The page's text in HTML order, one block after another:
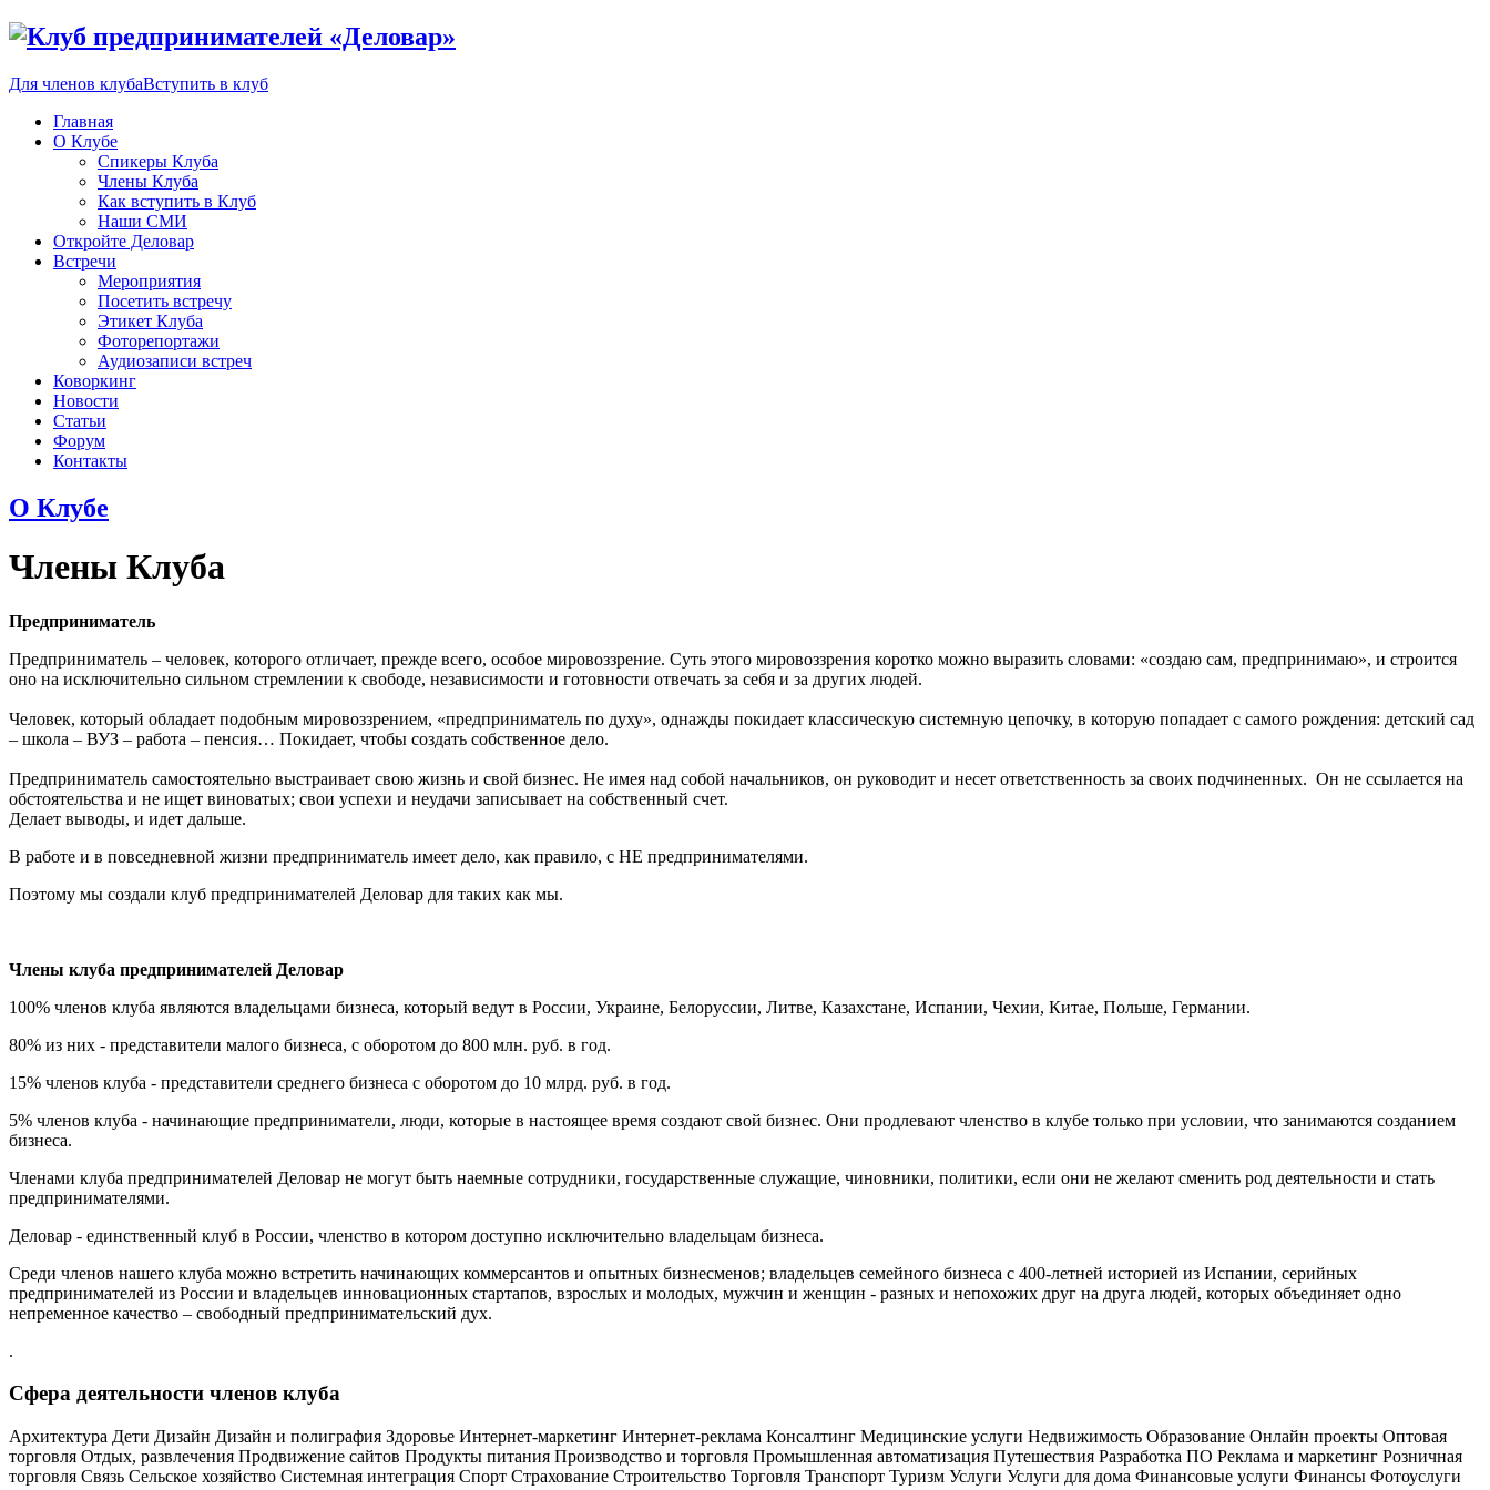
Для членов клубаВступить в клуб
Главная
О Клубе
Спикеры Клуба
Члены Клуба
Как вступить в Клуб
Наши СМИ
Откройте Деловар
Встречи
Мероприятия
Посетить встречу
Этикет Клуба
Фоторепортажи
Аудиозаписи встреч
Коворкинг
Новости
Статьи
Форум
Контакты
О Клубе
Члены Клуба
Предприниматель
Предприниматель – человек, которого отличает, прежде всего, особое мировоззрение. Суть этого мировоззрения коротко можно выразить словами: «создаю сам, предпринимаю», и строится
оно на исключительно сильном стремлении к свободе, независимости и готовности отвечать за себя и за других людей.
Человек, который обладает подобным мировоззрением, «предприниматель по духу», однажды покидает классическую системную цепочку, в которую попадает с самого рождения: детский сад
– школа – ВУЗ – работа – пенсия… Покидает, чтобы создать собственное дело.
Предприниматель самостоятельно выстраивает свою жизнь и свой бизнес. Не имея над собой начальников, он руководит и несет ответственность за своих подчиненных. Он не ссылается на
обстоятельства и не ищет виноватых; свои успехи и неудачи записывает на собственный счет.
Делает выводы, и идет дальше.
В работе и в повседневной жизни предприниматель имеет дело, как правило, с НЕ предпринимателями.
Поэтому мы создали клуб предпринимателей Деловар для таких как мы.
Члены клуба предпринимателей Деловар
100% членов клуба являются владельцами бизнеса, который ведут в России, Украине, Белоруссии, Литве, Казахстане, Испании, Чехии, Китае, Польше, Германии.
80% из них - представители малого бизнеса, с оборотом до 800 млн. руб. в год.
15% членов клуба - представители среднего бизнеса с оборотом до 10 млрд. руб. в год.
5% членов клуба - начинающие предприниматели, люди, которые в настоящее время создают свой бизнес. Они продлевают членство в клубе только при условии, что занимаются созданием
бизнеса.
Членами клуба предпринимателей Деловар не могут быть наемные сотрудники, государственные служащие, чиновники, политики, если они не желают сменить род деятельности и стать
предпринимателями.
Деловар - единственный клуб в России, членство в котором доступно исключительно владельцам бизнеса.
Среди членов нашего клуба можно встретить начинающих коммерсантов и опытных бизнесменов; владельцев семейного бизнеса с 400-летней историей из Испании, серийных
предпринимателей из России и владельцев инновационных стартапов, взрослых и молодых, мужчин и женщин - разных и непохожих друг на друга людей, которых объединяет одно
непременное качество – свободный предпринимательский дух.
.
Сфера деятельности членов клуба
Архитектура Дети Дизайн Дизайн и полиграфия Здоровье Интернет-маркетинг Интернет-реклама Консалтинг Медицинские услуги Недвижимость Образование Онлайн проекты Оптовая
торговля Отдых, развлечения Продвижение сайтов Продукты питания Производство и торговля Промышленная автоматизация Путешествия Разработка ПО Реклама и маркетинг Розничная
торговля Связь Сельское хозяйство Системная интеграция Спорт Страхование Строительство Торговля Транспорт Туризм Услуги Услуги для дома Финансовые услуги Финансы Фотоуслуги